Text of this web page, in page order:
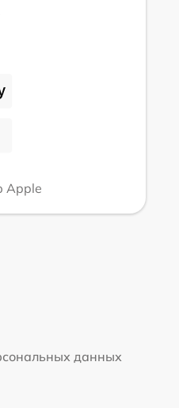
Apple
данных